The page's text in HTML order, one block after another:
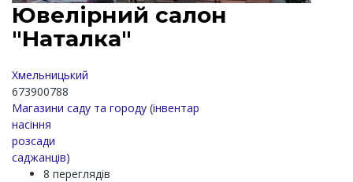
Ювелірний салон
"Наталка"
Хмельницький
673900788
Магазини саду та городу (інвентар
насіння
розсади
саджанців)
8 переглядів